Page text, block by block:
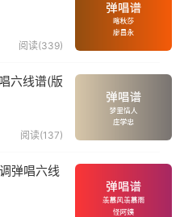
阅读(339)
六线谱(版
阅读(137)
弹唱六线